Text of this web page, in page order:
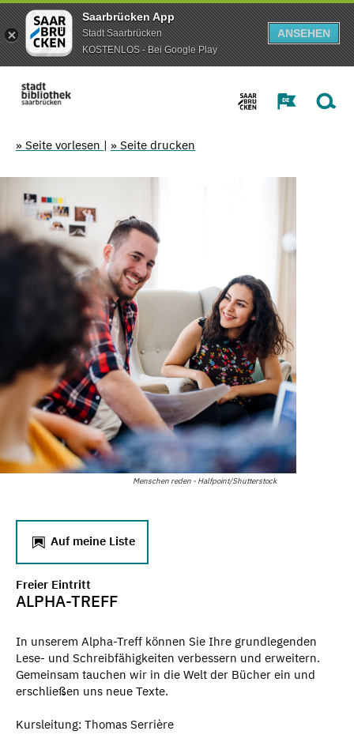
Saarbrücken App
Stadt Saarbrücken
KOSTENLOS - Bei Google Play
ANSEHEN
» Seite vorlesen | » Seite drucken
Menschen reden - Halfpoint/Shutterstock
Auf meine Liste
Freier Eintritt
ALPHA-TREFF
In unserem Alpha-Treff können Sie Ihre grundlegenden
Lese- und Schreibfähigkeiten verbessern und erweitern.
Gemeinsam tauchen wir in die Welt der Bücher ein und
erschließen uns neue Texte.
Kursleitung: Thomas Serrière